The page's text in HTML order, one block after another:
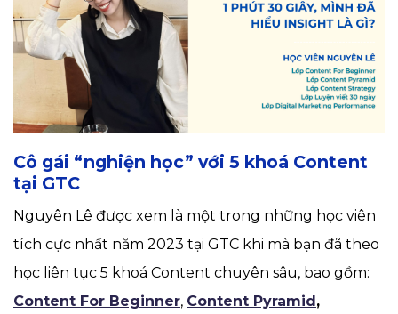
Cô gái “nghiện học” với 5 khoá Content
tại GTC
Nguyên Lê được xem là một trong những học viên
tích cực nhất năm 2023 tại GTC khi mà bạn đã theo
học liên tục 5 khoá Content chuyên sâu, bao gồm:
Content For Beginner, Content Pyramid ,